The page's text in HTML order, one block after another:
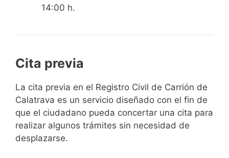
14:00 h.
Cita previa
​​​​​​​​​​​​​​​​​​​​​​​​​​​​La cita previa en el Registro Civil de Carrión de
Calatrava es un servicio diseñado con el fin de
que el ciudadano pueda concertar una cita para
realizar algunos trámites sin necesidad de
desplazarse.​